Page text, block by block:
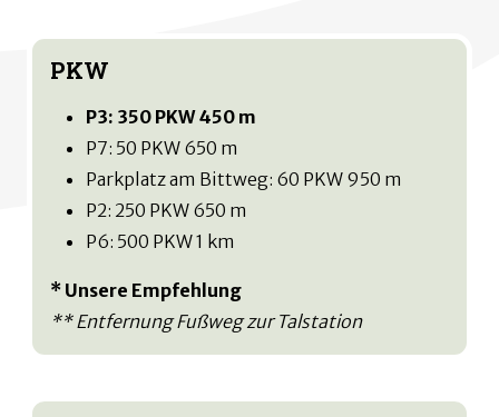
PKW
P3: 350 PKW 450 m
P7: 50 PKW 650 m
Parkplatz am Bittweg: 60 PKW 950 m
P2: 250 PKW 650 m
P6: 500 PKW 1 km
* Unsere Empfehlung
** Entfernung Fußweg zur Talstation